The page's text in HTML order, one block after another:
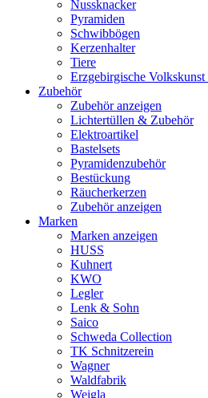
Nussknacker
Pyramiden
Schwibbögen
Kerzenhalter
Tiere
Erzgebirgische Volkskunst
Zubehör
Zubehör anzeigen
Lichtertüllen & Zubehör
Elektroartikel
Bastelsets
Pyramidenzubehör
Bestückung
Räucherkerzen
Zubehör anzeigen
Marken
Marken anzeigen
HUSS
Kuhnert
KWO
Legler
Lenk & Sohn
Saico
Schweda Collection
TK Schnitzerein
Wagner
Waldfabrik
Weigla